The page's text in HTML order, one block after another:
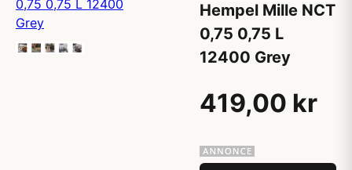
Hempel Mille NCT
0,75 0,75 L
12400 Grey
419,00 kr